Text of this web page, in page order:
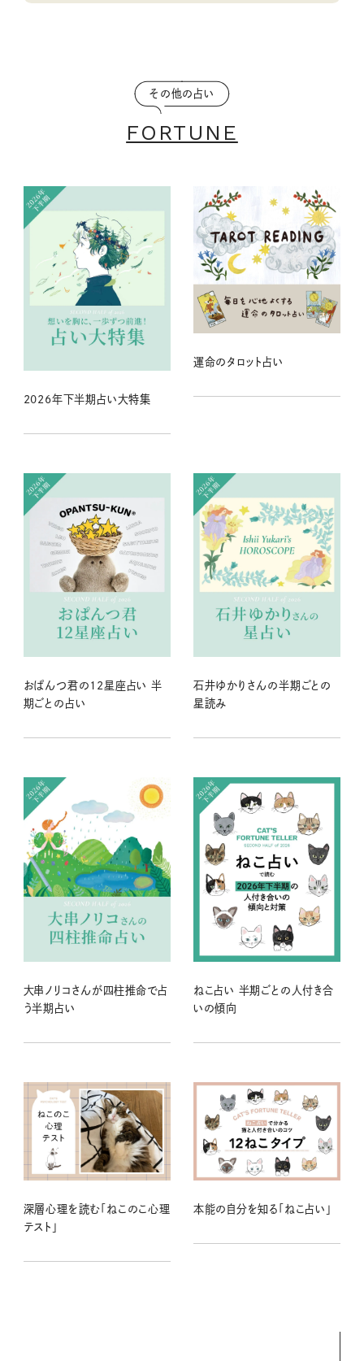
その他の占い
FORTUNE
2026年下半期占い大特集
運命のタロット占い
おぱんつ君の12星座占い 半
期ごとの占い
石井ゆかりさんの半期ごとの
星読み
大串ノリコさんが四柱推命で占
う半期占い
ねこ占い 半期ごとの人付き合
いの傾向
深層心理を読む「ねこのこ心理
テスト」
本能の自分を知る「ねこ占い」